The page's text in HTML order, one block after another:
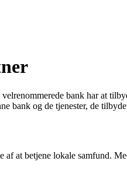
bank har at
bank og de tjenester, de
at betjene lokale samfund.